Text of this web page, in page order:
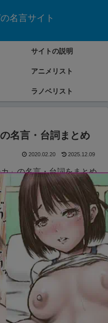
名言サイト
サイトの説明
アニメリスト
ラノベリスト
名言・台詞まとめ
2020.02.20 2025.12.09
」の名言・台詞をまとめ